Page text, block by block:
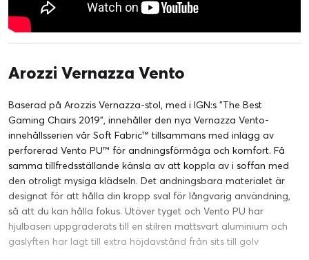
Arozzi Vernazza Vento
Baserad på Arozzis Vernazza-stol, med i IGN:s "The Best
Gaming Chairs 2019", innehåller den nya Vernazza Vento-
innehållsserien vår Soft Fabric™ tillsammans med inlägg av
perforerad Vento PU™ för andningsförmåga och komfort. Få
samma tillfredsställande känsla av att koppla av i soffan med
den otroligt mysiga klädseln. Det andningsbara materialet är
designat för att hålla din kropp sval för långvarig användning,
så att du kan hålla fokus. Utöver tyget och Vento PU har
hjulbasen uppgraderats till en stilren mattsvart aluminium och
gaslyften har lagt till extra höjdavstånd från sits till golv